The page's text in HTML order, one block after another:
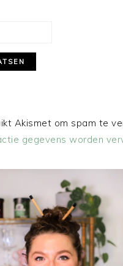
Akismet om spam te
gegevens worden